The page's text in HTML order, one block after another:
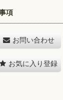
項
お問い合わせ
お気に入り登録